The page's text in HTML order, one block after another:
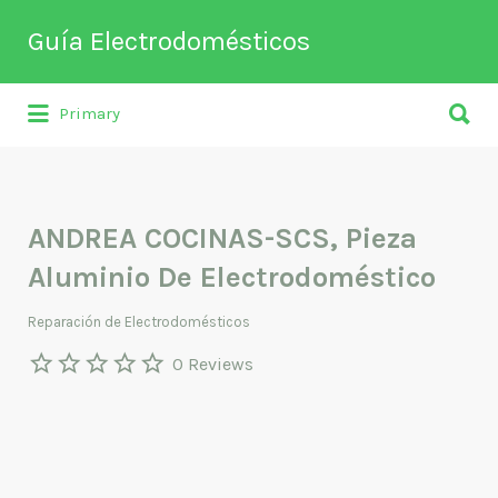
Guía Electrodomésticos
Directorio de empresas relacionadas
Buscar
por:
Primary
por:
ANDREA COCINAS-SCS, Pieza
Aluminio De Electrodoméstico
Reparación de Electrodomésticos
0 Reviews